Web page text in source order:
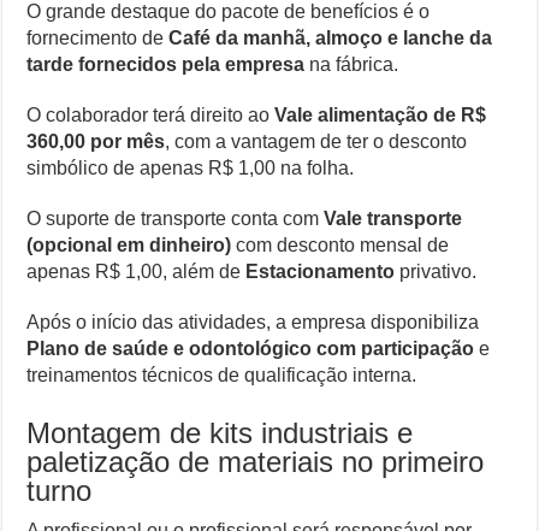
O grande destaque do pacote de benefícios é o
fornecimento deCafé da manhã, almoço e lanche da
tarde fornecidos pela empresa na fábrica.
O colaborador terá direito aoVale alimentação de R$
360,00 por mês, com a vantagem de ter o desconto
simbólico de apenas R$ 1,00 na folha.
O suporte de transporte conta comVale transporte
(opcional em dinheiro) com desconto mensal de
apenas R$ 1,00, além de Estacionamento privativo.
Após o início das atividades, a empresa disponibiliza
Plano de saúde e odontológico com participação e
treinamentos técnicos de qualificação interna.
Montagem de kits industriais e
paletização de materiais no primeiro
turno